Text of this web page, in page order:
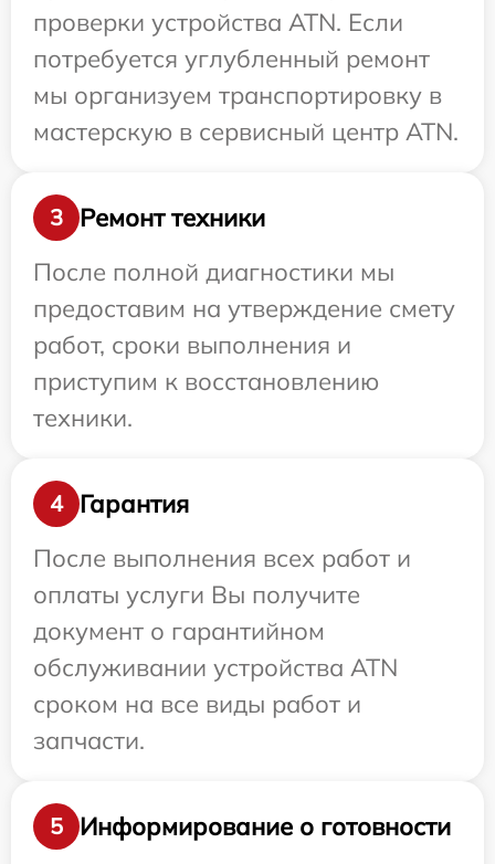
проверки устройства ATN. Если
потребуется углубленный ремонт
мы организуем транспортировку в
мастерскую в сервисный центр ATN.
3
Ремонт техники
После полной диагностики мы
предоставим на утверждение смету
работ, сроки выполнения и
приступим к восстановлению
техники.
4
Гарантия
После выполнения всех работ и
оплаты услуги Вы получите
документ о гарантийном
обслуживании устройства ATN
сроком на все виды работ и
запчасти.
5
Информирование о готовности